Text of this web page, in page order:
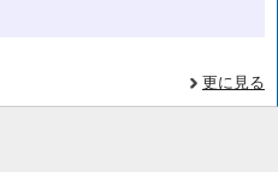
更に見る